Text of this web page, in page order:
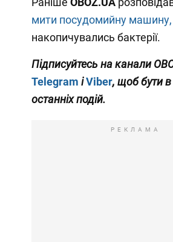
мити посудомийну машину,
накопичувались бактерії.
Підписуйтесь на канали
Telegram іViber, щоб бути в
останніх подій.
РЕКЛАМА